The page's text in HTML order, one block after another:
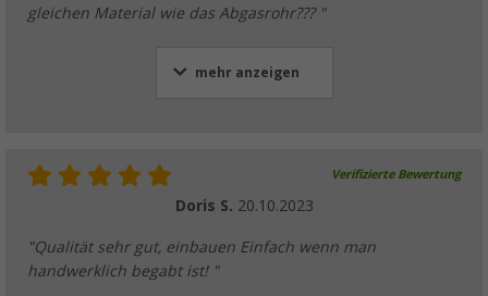
gleichen Material wie das Abgasrohr??? "
mehr anzeigen
Verifizierte Bewertung
Doris S. 20.10.2023
"Qualität sehr gut, einbauen Einfach wenn man
handwerklich begabt ist! "